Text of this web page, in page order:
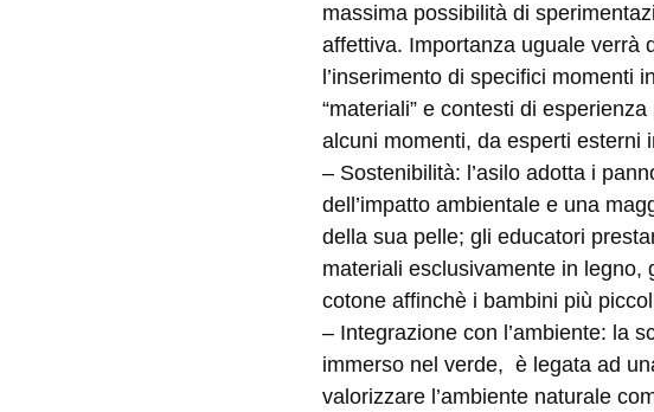
massima possibilità di
affettiva. Importanza uguale verrà
l’inserimento di specifici momenti
“materiali” e contesti di
alcuni momenti, da esperti esterni
– Sostenibilità: l’asilo adotta i
dell’impatto ambientale e una
della sua pelle; gli educatori
materiali esclusivamente in
cotone affinchè i bambini più
– Integrazione con l’ambiente: la
immerso nel verde, è legata ad
valorizzare l’ambiente naturale